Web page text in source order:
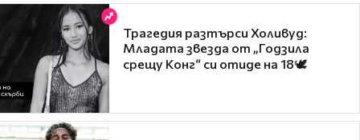
Трагедия разтърси Холивуд:
Младата звезда от „Годзила
срещу Конг“ си отиде на 18🕊️